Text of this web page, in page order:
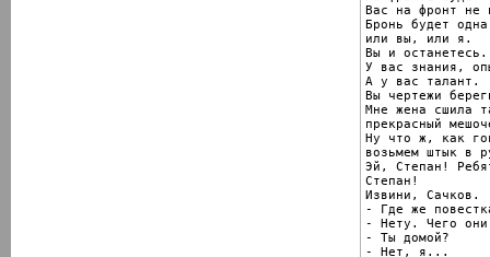
Вас на фронт не
Бронь будет
или вы, или я.
Вы и останетесь.
У вас знания,
А у вас талант.
Вы чертежи
Мне жена сшила
прекрасный
Ну что ж, как
возьмем штык в
Эй, Степан!
Степан!
Извини, Сачков.
- Где же
- Нету. Чего
- Ты домой?
- Нет, я...